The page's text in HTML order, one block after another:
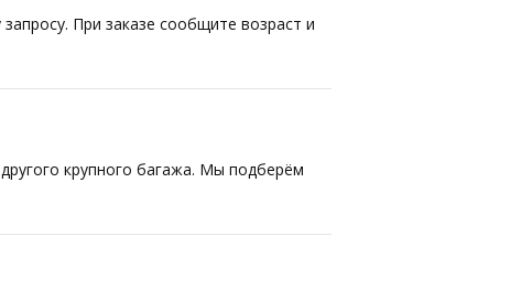
При заказе сообщите возраст и
крупного багажа. Мы подберём